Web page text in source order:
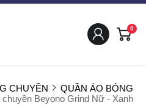
0
CHUYỀN
QUẦN ÁO BÓNG
chuyền Beyono Grind Nữ - Xanh